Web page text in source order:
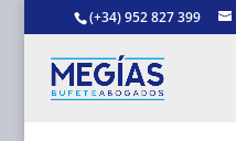
(+34) 952 827 399